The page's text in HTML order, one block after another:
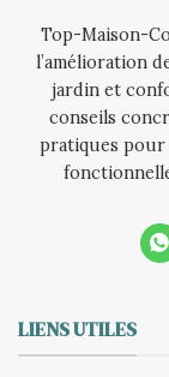
Top-Maison-
l’amélioration
jardin et
conseils
pratiques pour
LIENS UTILES